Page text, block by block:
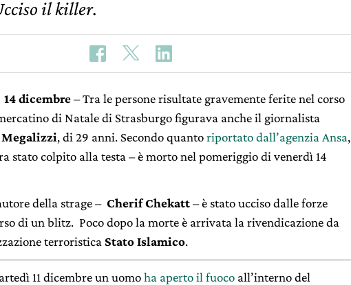
il killer.
dicembre– Tra le persone risultate gravemente ferite nel corso
di Natale di Strasburgo figurava anche il giornalista
, di 29 anni. Secondo quantoriportato dall’agenzia Ansa,
stato colpito alla testa – è morto nel pomeriggio di venerdì 14
della strage – Cherif Chekatt– è stato ucciso dalle forze
di un blitz. Poco dopo la morte è arrivata la rivendicazione da
terroristica Stato Islamico.
11 dicembre un uomoha aperto il fuoco all’interno del